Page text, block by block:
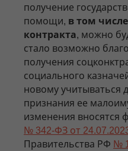
получение
помощи, в том
контракта, можно
стало возможно
получения
социального
новому учитываться
признания ее
изменения вносятся
№ 342-ФЗ от
Правительства РФ №